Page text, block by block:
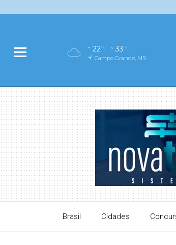
22°C 33°C
Campo Grande, MS
Brasil Cidades